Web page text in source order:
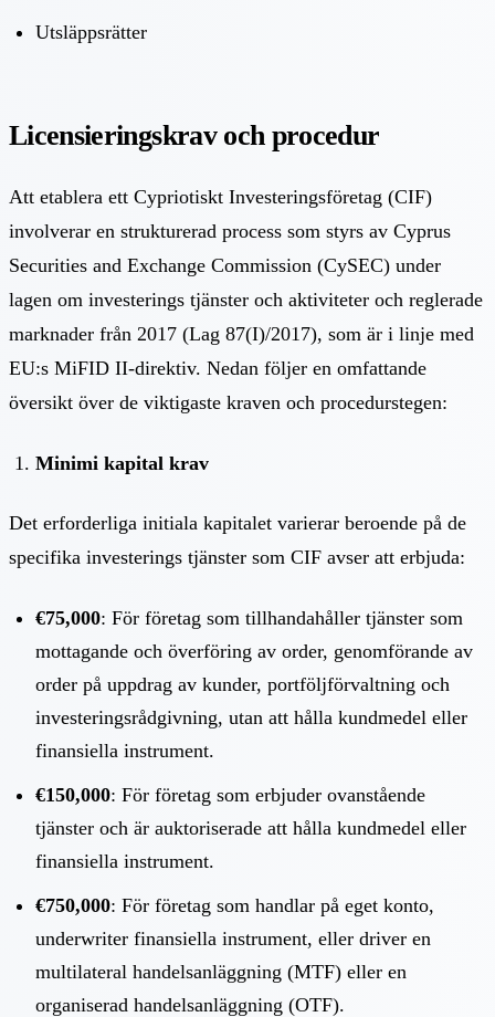
Utsläppsrätter
Licensieringskrav och procedur
Att etablera ett Cypriotiskt Investeringsföretag (CIF)
involverar en strukturerad process som styrs av Cyprus
Securities and Exchange Commission (CySEC) under
lagen om investerings tjänster och aktiviteter och reglerade
marknader från 2017 (Lag 87(I)/2017), som är i linje med
EU:s MiFID II-direktiv. Nedan följer en omfattande
översikt över de viktigaste kraven och procedurstegen:
Minimi kapital krav
Det erforderliga initiala kapitalet varierar beroende på de
specifika investerings tjänster som CIF avser att erbjuda:
€75,000: För företag som tillhandahåller tjänster som
mottagande och överföring av order, genomförande av
order på uppdrag av kunder, portföljförvaltning och
investeringsrådgivning, utan att hålla kundmedel eller
finansiella instrument.
€150,000: För företag som erbjuder ovanstående
tjänster och är auktoriserade att hålla kundmedel eller
finansiella instrument.
€750,000: För företag som handlar på eget konto,
underwriter finansiella instrument, eller driver en
multilateral handelsanläggning (MTF) eller en
organiserad handelsanläggning (OTF).